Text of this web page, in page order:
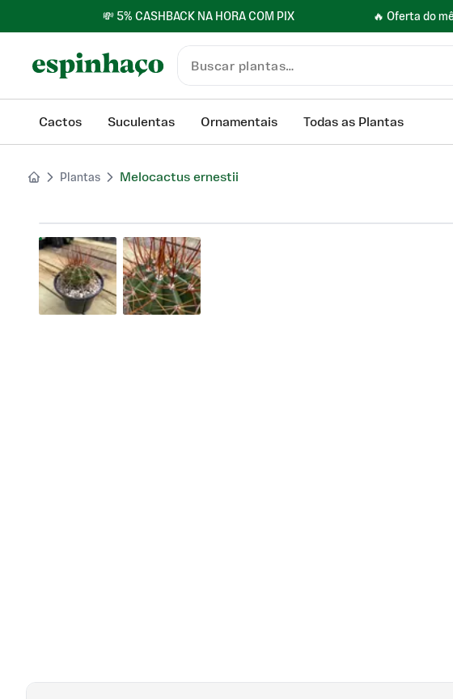
💸 5% CASHBACK NA HORA COM PIX 🔥 Oferta do
Cactos Suculentas Ornamentais Todas as Plantas
Plantas Melocactus ernestii
Product images gallery. Use arrow keys or click to navigate between